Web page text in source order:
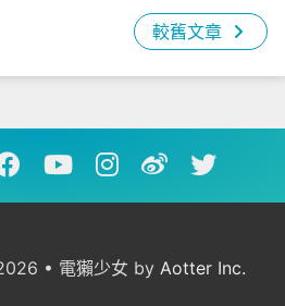
較舊文章
• 電獺少女 by Aotter Inc.